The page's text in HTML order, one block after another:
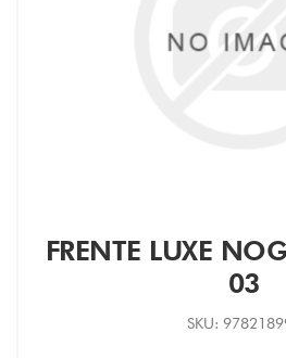
FRENTE LUXE
03
SKU: